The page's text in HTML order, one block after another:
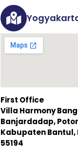
First Office
Villa Harmony
Banjardadap,
Kabupaten
55194